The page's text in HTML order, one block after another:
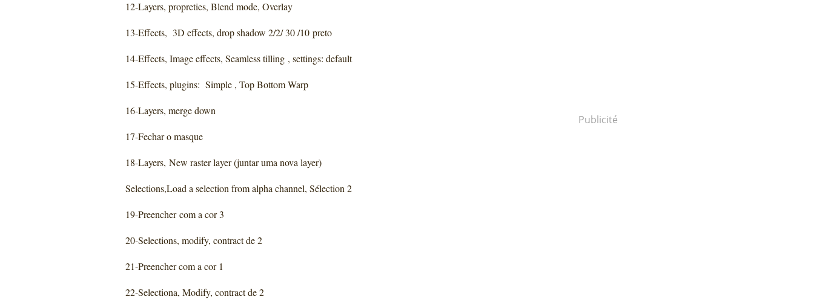
12-Layers, propreties, Blend mode, Overlay
13-Effects, 3D effects, drop shadow 2/2/ 30 /10 preto
14-Effects, Image effects, Seamless tilling , settings: default
15-Effects, plugins: Simple , Top Bottom Warp
16-Layers, merge down
17-Fechar o masque
18-Layers, New raster layer (juntar uma nova layer)
Selections,Load a selection from alpha channel, Sélection 2
19-Preencher com a cor 3
20-Selections, modify, contract de 2
21-Preencher com a cor 1
22-Selectiona, Modify, contract de 2
Publicité